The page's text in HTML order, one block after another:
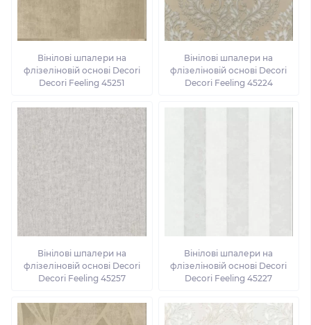
Вінілові шпалери на
флізеліновій основі Decori
Decori Feeling 45251
Вінілові шпалери на
флізеліновій основі Decori
Decori Feeling 45224
Вінілові шпалери на
флізеліновій основі Decori
Decori Feeling 45257
Вінілові шпалери на
флізеліновій основі Decori
Decori Feeling 45227